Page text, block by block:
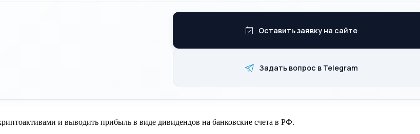
Оставить заявку на сайте
Задать вопрос в Telegram
и выводить прибыль в виде дивидендов на банковские счета в РФ.